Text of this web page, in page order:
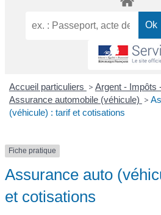
Accueil particuliers > Argent - Impôts
Assurance automobile (véhicule) >
(véhicule) : tarif et cotisations
Fiche pratique
Assurance auto
et cotisations